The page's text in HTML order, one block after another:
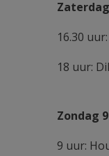
16.30
18 uur:
Zondag
9 uur: